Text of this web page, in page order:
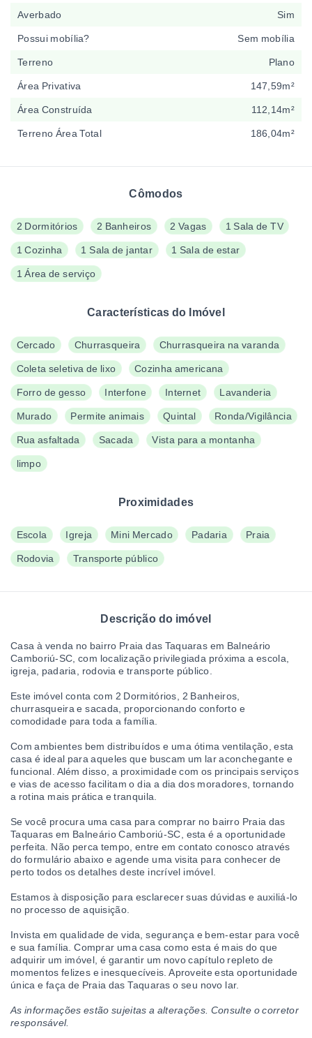
Cômodos
2 Dormitórios 2 Banheiros 2 Vagas 1 Sala de TV
1 Cozinha 1 Sala de jantar 1 Sala de estar
1 Área de serviço
Características do Imóvel
Cercado Churrasqueira Churrasqueira na varanda
Coleta seletiva de lixo Cozinha americana
Forro de gesso Interfone Internet Lavanderia
Murado Permite animais Quintal Ronda/Vigilância
Rua asfaltada Sacada Vista para a montanha
limpo
Proximidades
Escola Igreja Mini Mercado Padaria Praia
Rodovia Transporte público
Descrição do imóvel
Casa à venda no bairro Praia das Taquaras em Balneário
Camboriú-SC, com localização privilegiada próxima a escola,
igreja, padaria, rodovia e transporte público.
Este imóvel conta com 2 Dormitórios, 2 Banheiros,
churrasqueira e sacada, proporcionando conforto e
comodidade para toda a família.
Com ambientes bem distribuídos e uma ótima ventilação, esta
casa é ideal para aqueles que buscam um lar aconchegante e
funcional. Além disso, a proximidade com os principais serviços
e vias de acesso facilitam o dia a dia dos moradores, tornando
a rotina mais prática e tranquila.
Se você procura uma casa para comprar no bairro Praia das
Taquaras em Balneário Camboriú-SC, esta é a oportunidade
perfeita. Não perca tempo, entre em contato conosco através
do formulário abaixo e agende uma visita para conhecer de
perto todos os detalhes deste incrível imóvel.
Estamos à disposição para esclarecer suas dúvidas e auxiliá-lo
no processo de aquisição.
Invista em qualidade de vida, segurança e bem-estar para você
e sua família. Comprar uma casa como esta é mais do que
adquirir um imóvel, é garantir um novo capítulo repleto de
momentos felizes e inesquecíveis. Aproveite esta oportunidade
única e faça de Praia das Taquaras o seu novo lar.
As informações estão sujeitas a alterações. Consulte o corretor
responsável.
Averbado Sim
Possui mobília? Sem mobília
Terreno Plano
Área Privativa 147,59m²
Área Construída 112,14m²
Terreno Área Total 186,04m²